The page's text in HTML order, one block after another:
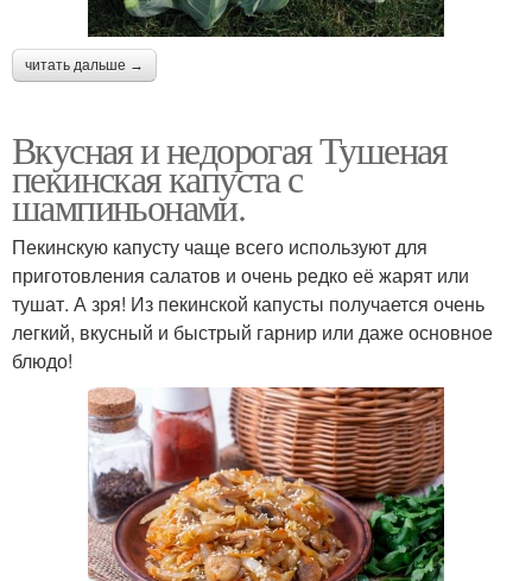
читать дальше →
Вкусная и недорогая Тушеная
пекинская капуста с
шампиньонами.
Пекинскую капусту чаще всего используют для
приготовления салатов и очень редко её жарят или
тушат. А зря! Из пекинской капусты получается очень
легкий, вкусный и быстрый гарнир или даже основное
блюдо!